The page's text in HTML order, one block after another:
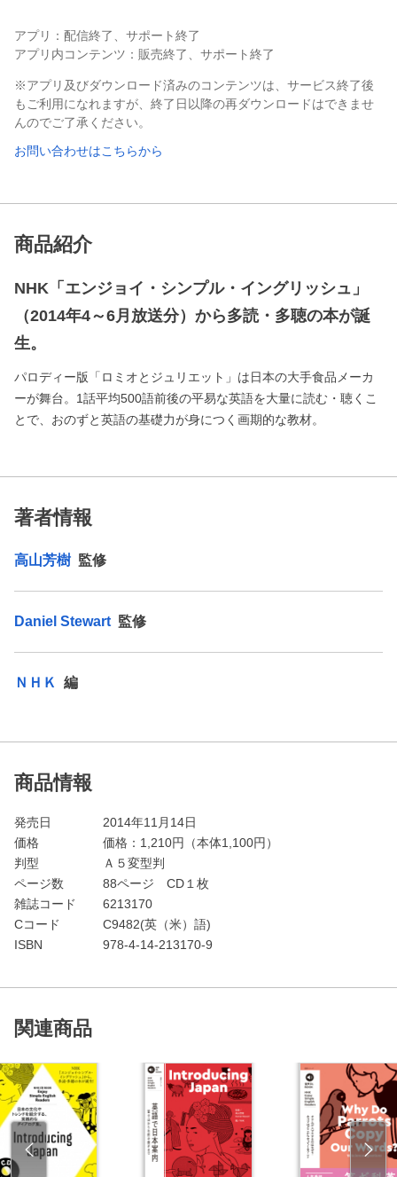
アプリ：配信終了、サポート終了
アプリ内コンテンツ：販売終了、サポート終了
※アプリ及びダウンロード済みのコンテンツは、サービス終了後
もご利用になれますが、終了日以降の再ダウンロードはできませ
んのでご了承ください。
お問い合わせはこちらから
商品紹介
NHK「エンジョイ・シンプル・イングリッシュ」
（2014年4～6月放送分）から多読・多聴の本が誕
生。
パロディー版「ロミオとジュリエット」は日本の大手食品メーカ
ーが舞台。1話平均500語前後の平易な英語を大量に読む・聴くこ
とで、おのずと英語の基礎力が身につく画期的な教材。
著者情報
高山芳樹 監修
Daniel Stewart 監修
ＮＨＫ 編
商品情報
発売日
2014年11月14日
価格
価格： 1,210円（本体1,100円）
判型
Ａ５変型判
ページ数
88ページ CD１枚
雑誌コード
6213170
Cコード
C9482(英（米）語)
ISBN
978-4-14-213170-9
関連商品